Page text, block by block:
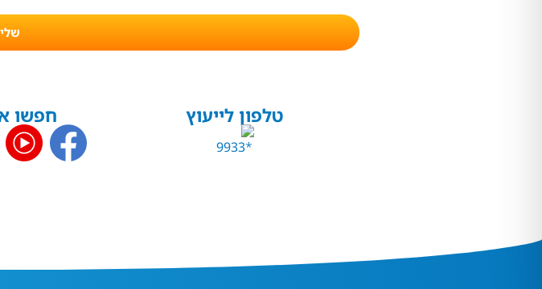
טלפון לייעוץ חפשו